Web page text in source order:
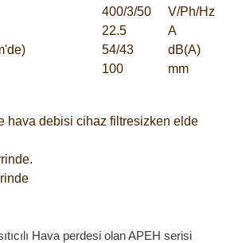
400/3/50
V/Ph/Hz
22.5
A
54/43
dB(A)
100 mm
hava debisi cihaz filtresizken elde
Hava perdesi olan APEH serisi